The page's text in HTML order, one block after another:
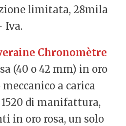
limitata, 28mila
Iva.
Chronomètre
(40 o 42 mm) in oro
a carica
di manifattura,
in oro rosa, un solo